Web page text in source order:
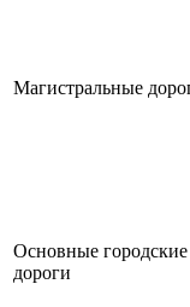
Магистральные
Основные городские
дороги